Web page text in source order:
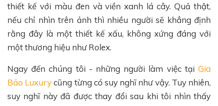
thiết kế với màu đen và viền xanh lá cây. Quả thật,
nếu chỉ nhìn trên ảnh thì nhiều người sẽ khẳng định
rằng đây là một thiết kế xấu, không xứng đáng với
một thương hiệu như Rolex.
Ngay đến chúng tôi - những người làm việc tại Gia
Bảo Luxurycũng từng có suy nghĩ như vậy. Tuy nhiên,
suy nghĩ này đã được thay đổi sau khi tôi nhìn thấy